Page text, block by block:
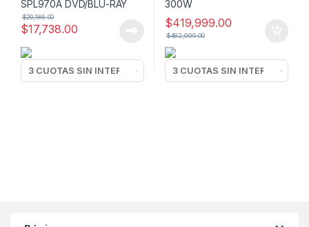
$17,738.00
$20,186.00 $419,999.00
$482,999.00